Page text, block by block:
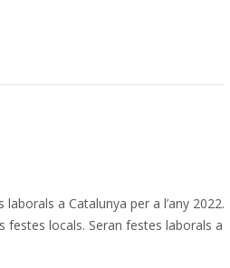
a Catalunya per a l’any 2022.
festes locals. Seran festes laborals a